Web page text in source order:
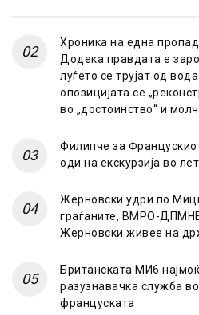
Хроника на една
Додека правдата е
луѓето се трујат од
опозицијата се
во „достоинство“ и
Филипче за
оди на екскурзија во
Жерновски удри по
граѓаните, ВМРО-
Жерновски живее на
Британската МИ6
разузнавачка служба
француската